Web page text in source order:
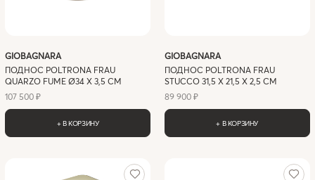
GIOBAGNARA
ПОДНОС POLTRONA FRAU
QUARZO FUME Ø34 Х 3,5 СМ
107 500 ₽
+ В КОРЗИНУ
GIOBAGNARA
ПОДНОС POLTRONA FRAU
STUCCO 31,5 X 21,5 Х 2,5 СМ
89 900 ₽
+ В КОРЗИНУ